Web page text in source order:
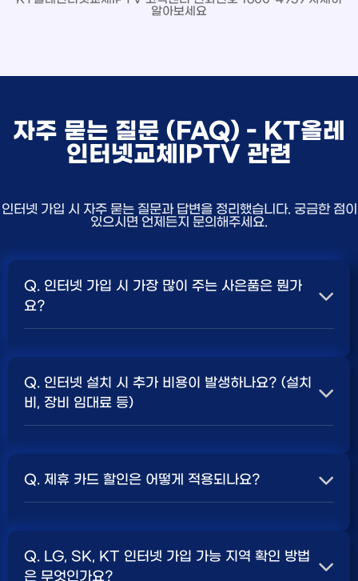
알아보세요
자주 묻는 질문 (FAQ) - KT올레
인터넷교체IPTV 관련
인터넷 가입 시 자주 묻는 질문과 답변을 정리했습니다. 궁금한 점이
있으시면 언제든지 문의해주세요.
Q. 인터넷 가입 시 가장 많이 주는 사은품은 뭔가
요?
보통 500Mbps 또는 1Gbps 인터넷을 TV와 결합하여
가입할 때현금 사은품
세요.
Q. 인터넷 설치 시 추가 비용이 발생하나요? (설치
비, 장비 임대료 등)
청구되는 경우가 많습니다. 다만, 인터넷 상품 및 프로모션
책 확인 필수.
Q. 제휴 카드 할인은 어떻게 적용되나요?
에서 일정 금액이 할인됩니다. 할인 금액과 조건은 카드사
Q. LG, SK, KT 인터넷 가입 가능 지역 확인 방법
은 무엇인가요?